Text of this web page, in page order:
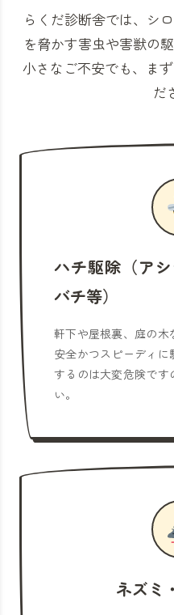
らくだ診断舎では、シ
を脅かす害虫や害獣の
小さなご不安でも、ま
だ
ハチ駆除（ア
バチ等）
軒下や屋根裏、庭の木
安全かつスピーディ
するのは大変危険です
い。
ネズミ